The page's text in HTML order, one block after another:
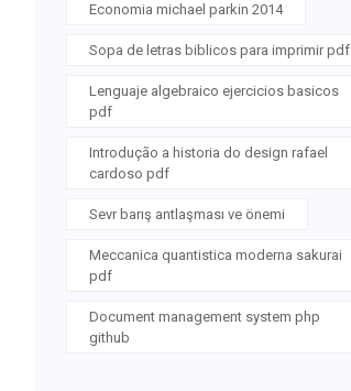
Economia michael parkin 2014
Sopa de letras biblicos para imprimir pdf
Lenguaje algebraico ejercicios basicos
pdf
Introdução a historia do design rafael
cardoso pdf
Sevr barış antlaşması ve önemi
Meccanica quantistica moderna sakurai
pdf
Document management system php
github